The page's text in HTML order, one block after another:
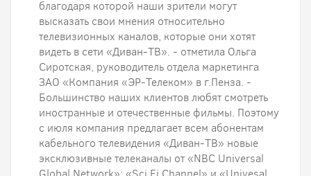
благодаря которой наши зрители могут
высказать свои мнения относительно
телевизионных каналов, которые они хотят
видеть в сети «Диван-ТВ». - отметила Ольга
Сиротская, руководитель отдела маркетинга
ЗАО «Компания «ЭР-Телеком» в г.Пенза. -
Большинство наших клиентов любят смотреть
иностранные и отечественные фильмы. Поэтому
с июля компания предлагает всем абонентам
кабельного телевидения «Диван-ТВ» новые
эксклюзивные телеканалы от «NBC Universal